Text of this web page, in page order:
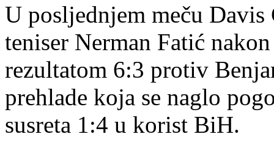
U posljednjem meču
teniser Nerman Fatić
rezultatom 6:3 protiv
prehlade koja se naglo
susreta 1:4 u korist BiH.